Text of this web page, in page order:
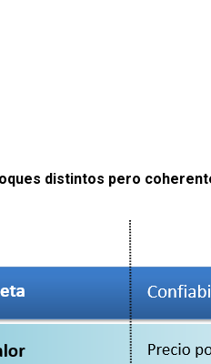
distintos pero